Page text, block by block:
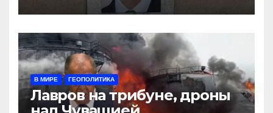
В МИРЕ ГЕОПОЛИТИКА
Лавров на трибуне, дроны